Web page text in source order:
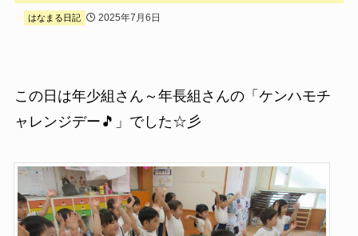
はなまる日記 2025年7月6日
この日は年少組さん～年長組さんの「ケンハモチ
ャレンジデー🎵」でした☆彡